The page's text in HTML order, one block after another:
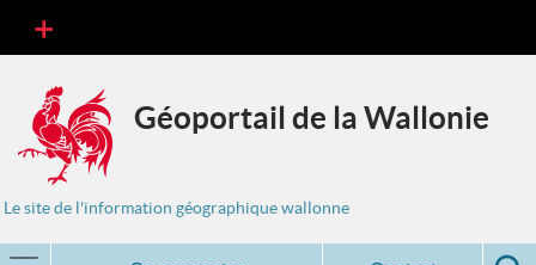
Géoportail de la Wallonie
Le site de l'information géographique wallonne